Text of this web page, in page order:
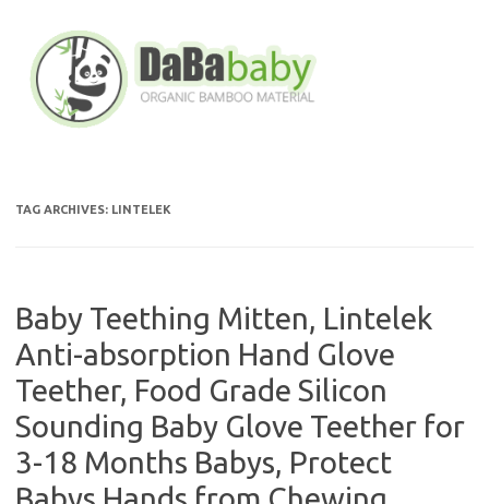
content
TAG ARCHIVES: LINTELEK
Baby Teething Mitten, Lintelek
Anti-absorption Hand Glove
Teether, Food Grade Silicon
Sounding Baby Glove Teether for
3-18 Months Babys, Protect